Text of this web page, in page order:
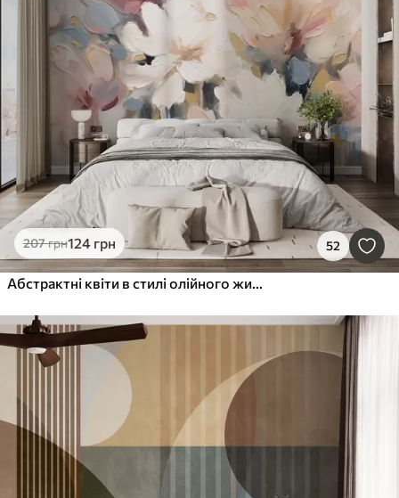
207грн124 грн 52
Абстрактні квіти в стилі олійного живопису в м'яких тонах